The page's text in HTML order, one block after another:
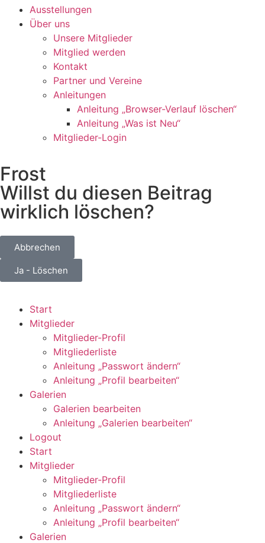
Ausstellungen
Über uns
Unsere Mitglieder
Mitglied werden
Kontakt
Partner und Vereine
Anleitungen
Anleitung „Browser-Verlauf löschen“
Anleitung „Was ist Neu“
Mitglieder-Login
Frost
Willst du diesen Beitrag
wirklich löschen?
Abbrechen
Ja - Löschen
Start
Mitglieder
Mitglieder-Profil
Mitgliederliste
Anleitung „Passwort ändern“
Anleitung „Profil bearbeiten“
Galerien
Galerien bearbeiten
Anleitung „Galerien bearbeiten“
Logout
Start
Mitglieder
Mitglieder-Profil
Mitgliederliste
Anleitung „Passwort ändern“
Anleitung „Profil bearbeiten“
Galerien